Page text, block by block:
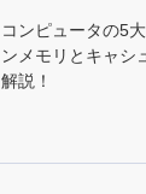
コンピュータの5
ンメモリとキャシ
解説！